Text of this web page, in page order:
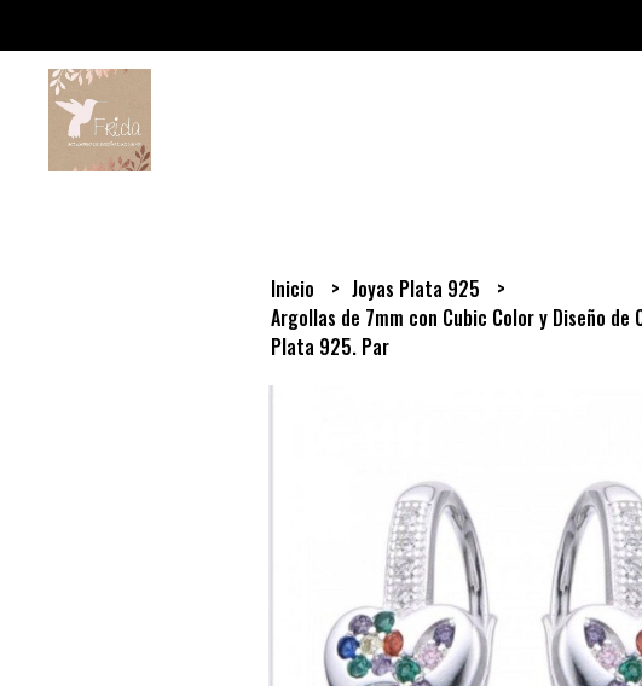
Inicio
Joyas Plata 925
Argollas de 7mm con Cubic Color y Diseño de
Plata 925. Par